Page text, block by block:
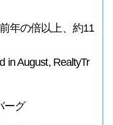
年の倍以上、約11
in August, RealtyTr
ーグ